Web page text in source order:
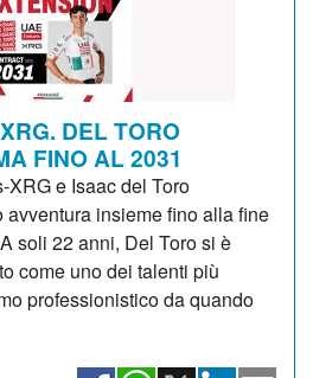
DEL TORO
FINO AL 2031
XRG e Isaac del Toro
insieme fino alla fine
soli 22 anni, Del Toro si è
come uno dei talenti più
professionistico da quando